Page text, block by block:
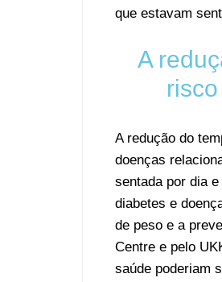
que estavam
A
A redução do
doenças
sentada por dia
diabetes e
de peso e a
Centre e pelo
saúde poderiam